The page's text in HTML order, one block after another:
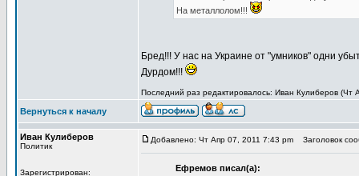
На металлолом!!!
Бред!!! У нас на Украине от "умников" одни
Дурдом!!!
Последний раз редактировалось: Иван Кулиберов (Чт
Вернуться к началу
Иван Кулиберов
Политик
Зарегистрирован:
Добавлено: Чт Апр 07, 2011 7:43 pm Заголовок
Ефремов писал(а):